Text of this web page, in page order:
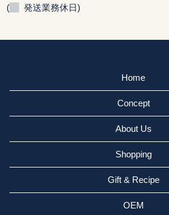
( 発送業務休日)
Home
Concept
About Us
Shopping
Gift & Recipe
OEM